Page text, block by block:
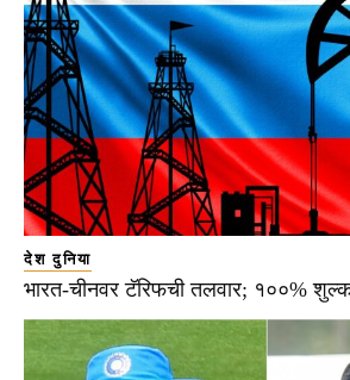
देश दुनिया
भारत-चीनवर टॅरिफची तलवार; १००%